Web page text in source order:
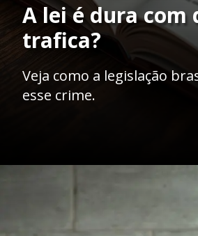
A lei é dura com
trafica?
Veja como a legislação
esse crime.